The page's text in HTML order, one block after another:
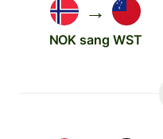
→
NOK sang WST